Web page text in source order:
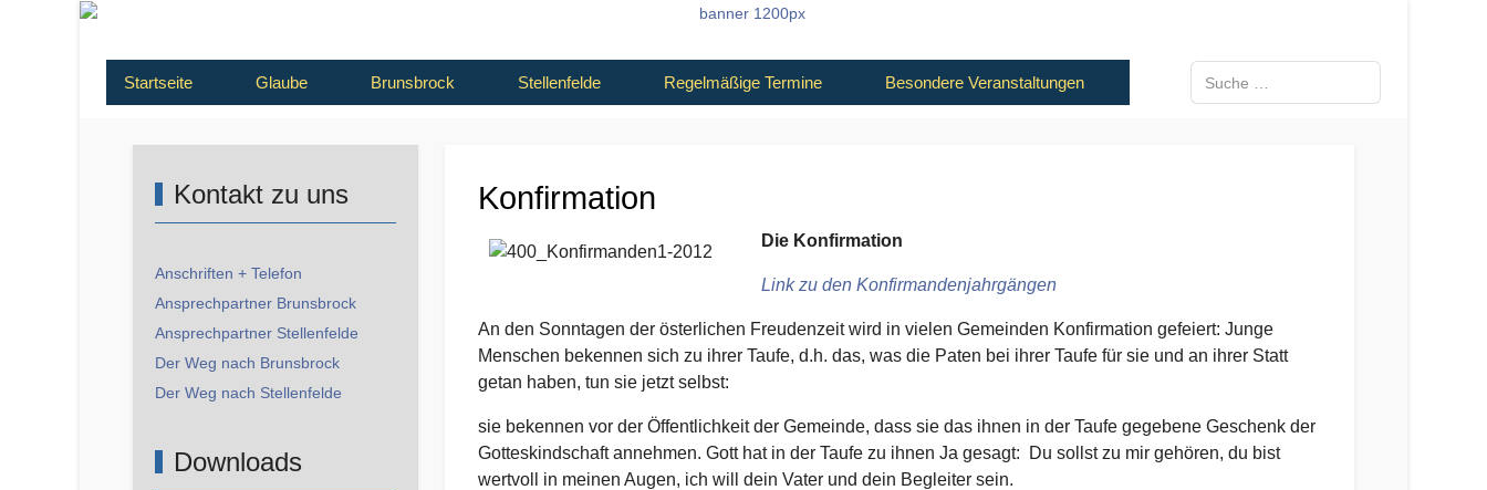
Startseite Glaube Brunsbrock Stellenfelde Regelmäßige Termine Besondere Veranstaltungen
Kontakt zu uns
Anschriften + Telefon
Ansprechpartner Brunsbrock
Ansprechpartner Stellenfelde
Der Weg nach Brunsbrock
Der Weg nach Stellenfelde
Downloads
Konfirmation
Die Konfirmation
Link zu den Konfirmandenjahrgängen
An den Sonntagen der österlichen Freudenzeit wird in vielen Gemeinden Konfirmation gefeiert: Junge
Menschen bekennen sich zu ihrer Taufe, d.h. das, was die Paten bei ihrer Taufe für sie und an ihrer Statt
getan haben, tun sie jetzt selbst:
sie bekennen vor der Öffentlichkeit der Gemeinde, dass sie das ihnen in der Taufe gegebene Geschenk der
Gotteskindschaft annehmen. Gott hat in der Taufe zu ihnen Ja gesagt: Du sollst zu mir gehören, du bist
wertvoll in meinen Augen, ich will dein Vater und dein Begleiter sein.